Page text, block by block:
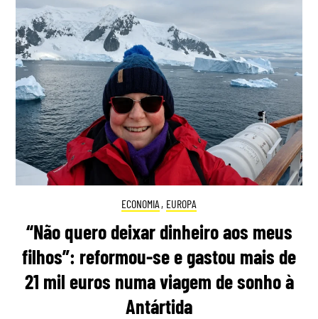
ECONOMIA , EUROPA
“Não quero deixar dinheiro aos meus
filhos”: reformou-se e gastou mais de
21 mil euros numa viagem de sonho à
Antártida